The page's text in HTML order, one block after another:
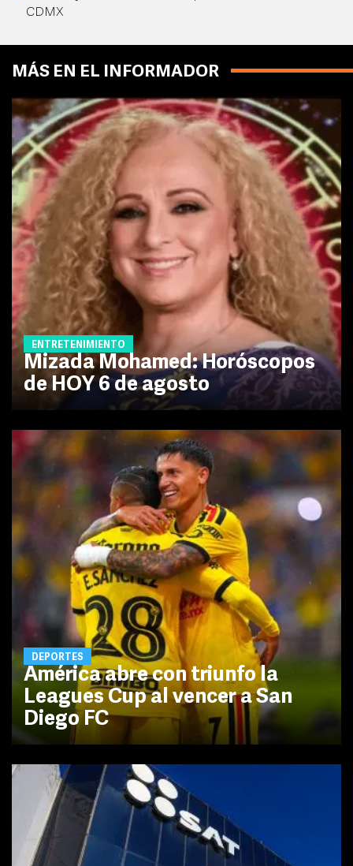
CDMX
MÁS EN EL INFORMADOR
ENTRETENIMIENTO
Mizada Mohamed: Horóscopos
de HOY 6 de agosto
DEPORTES
América abre con triunfo la
Leagues Cup al vencer a San
Diego FC